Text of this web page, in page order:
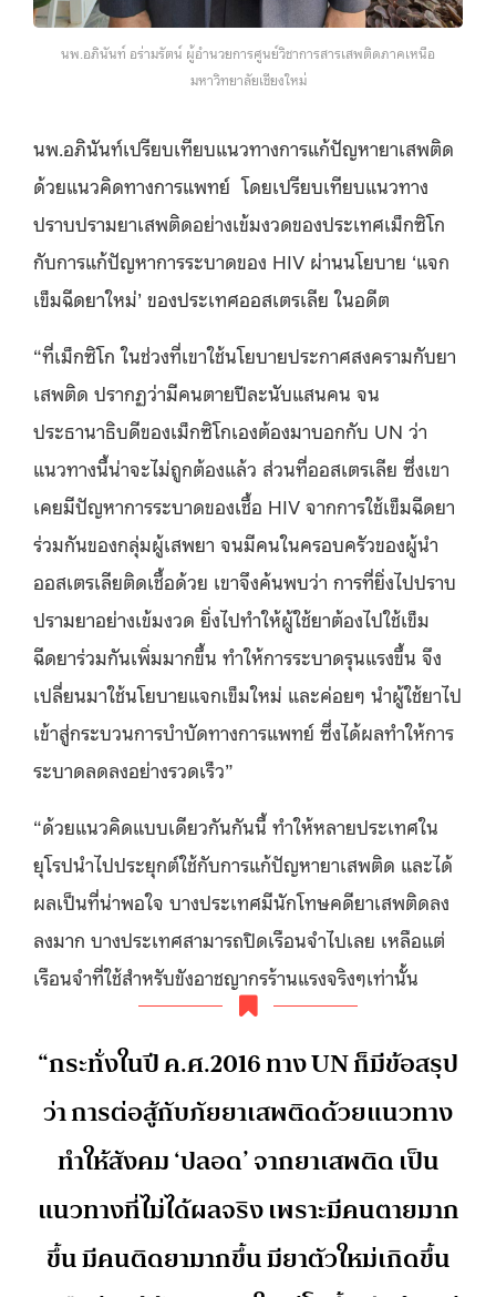
นพ.อภินันท์ อร่ามรัตน์ ผู้อำนวยการศูนย์วิชาการสารเสพติดภาคเหนือ
มหาวิทยาลัยเชียงใหม่
นพ.อภินันท์เปรียบเทียบแนวทางการแก้ปัญหายาเสพติด
ด้วยแนวคิดทางการแพทย์ โดยเปรียบเทียบแนวทาง
ปราบปรามยาเสพติดอย่างเข้มงวดของประเทศเม็กซิโก
กับการแก้ปัญหาการระบาดของ HIV ผ่านนโยบาย ‘แจก
เข็มฉีดยาใหม่’ ของประเทศออสเตรเลีย ในอดีต
“ที่เม็กซิโก ในช่วงที่เขาใช้นโยบายประกาศสงครามกับยา
เสพติด ปรากฏว่ามีคนตายปีละนับแสนคน จน
ประธานาธิบดีของเม็กซิโกเองต้องมาบอกกับ UN ว่า
แนวทางนี้น่าจะไม่ถูกต้องแล้ว ส่วนที่ออสเตรเลีย ซึ่งเขา
เคยมีปัญหาการระบาดของเชื้อ HIV จากการใช้เข็มฉีดยา
ร่วมกันของกลุ่มผู้เสพยา จนมีคนในครอบครัวของผู้นำ
ออสเตรเลียติดเชื้อด้วย เขาจึงค้นพบว่า การที่ยิ่งไปปราบ
ปรามยาอย่างเข้มงวด ยิ่งไปทำให้ผู้ใช้ยาต้องไปใช้เข็ม
ฉีดยาร่วมกันเพิ่มมากขึ้น ทำให้การระบาดรุนแรงขึ้น จึง
เปลี่ยนมาใช้นโยบายแจกเข็มใหม่ และค่อยๆ นำผู้ใช้ยาไป
เข้าสู่กระบวนการบำบัดทางการแพทย์ ซึ่งได้ผลทำให้การ
ระบาดลดลงอย่างรวดเร็ว”
“ด้วยแนวคิดแบบเดียวกันกันนี้ ทำให้หลายประเทศใน
ยุโรปนำไปประยุกต์ใช้กับการแก้ปัญหายาเสพติด และได้
ผลเป็นที่น่าพอใจ บางประเทศมีนักโทษคดียาเสพติดลง
ลงมาก บางประเทศสามารถปิดเรือนจำไปเลย เหลือแต่
เรือนจำที่ใช้สำหรับขังอาชญากรร้านแรงจริงๆเท่านั้น
“กระทั่งในปี ค.ศ.2016 ทาง UN ก็มีข้อสรุป
ว่า การต่อสู้กับภัยยาเสพติดด้วยแนวทาง
ทำให้สังคม ‘ปลอด’ จากยาเสพติด เป็น
แนวทางที่ไม่ได้ผลจริง เพราะมีคนตายมาก
ขึ้น มีคนติดยามากขึ้น มียาตัวใหม่เกิดขึ้น